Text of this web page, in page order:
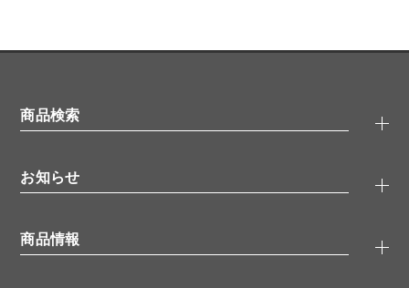
商品検索
タンパク質検索
ELISA/ELISpot検索
品番検索
お知らせ
無料サンプル
商品情報